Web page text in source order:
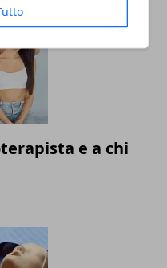
e a chi